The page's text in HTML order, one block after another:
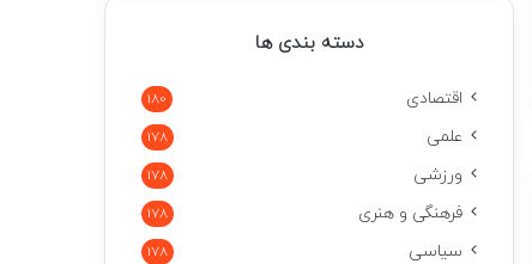
دسته بندی ها
اقتصادی 180
علمی 178
ورزشی 178
فرهنگی و هنری 178
سیاسی 178